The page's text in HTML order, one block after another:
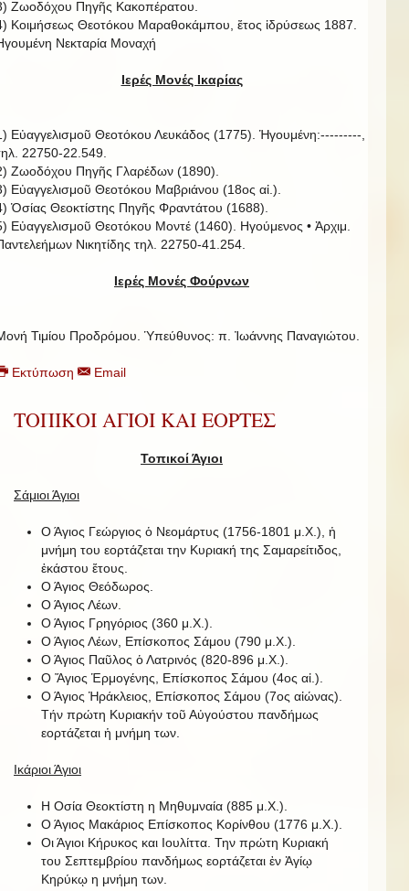
Ζωοδόχου Πηγῆς Κακοπέρατου.
Κοιμήσεως Θεοτόκου Μαραθοκάμπου, ἔτος ἱδρύσεως 1887.
Νεκταρία Μοναχή
Ιερές Μονές Ικαρίας
Εὐαγγελισμοῦ Θεοτόκου Λευκάδος (1775). Ἡγουμένη:---------,
22750-22.549.
Ζωοδόχου Πηγῆς Γλαρέδων (1890).
Εὐαγγελισμοῦ Θεοτόκου Μαβριάνου (18ος αἰ.).
Ὁσίας Θεοκτίστης Πηγῆς Φραντάτου (1688).
Εὐαγγελισμοῦ Θεοτόκου Μοντέ (1460). Ηγούμενος • Ἀρχιμ.
Νικητίδης τηλ. 22750-41.254.
Ιερές Μονές Φούρνων
Τιμίου Προδρόμου. Ὑπεύθυνος: π. Ἰωάννης Παναγιώτου.
Εκτύπωση Email
ΤΟΠΙΚΟΙ ΑΓΙΟΙ ΚΑΙ ΕΟΡΤΕΣ
Τοπικοί Άγιοι
Σάμιοι Άγιοι
Ο Άγιος Γεώργιος ὁ Νεομάρτυς (1756-1801 μ.Χ.), ἡ
μνήμη του εορτάζεται την Κυριακή της Σαμαρείτιδος,
ἑκάστου ἔτους.
Ο Άγιος Θεόδωρος.
Ο Άγιος Λέων.
Ο Άγιος Γρηγόριος (360 μ.Χ.).
Ο Άγιος Λέων, Επίσκοπος Σάμου (790 μ.Χ.).
Ο Άγιος Παῦλος ὁ Λατρινός (820-896 μ.Χ.).
Ο Ἅγιος Ἑρμογένης, Επίσκοπος Σάμου (4ος αἰ.).
Ο Άγιος Ἡράκλειος, Επίσκοπος Σάμου (7ος αἰώνας).
Τήν πρώτη Κυριακήν τοῦ Αὐγούστου πανδήμως
εορτάζεται ἡ μνήμη των.
Ικάριοι Άγιοι
Η Οσία Θεοκτίστη η Μηθυμναία (885 μ.Χ.).
Ο Άγιος Μακάριος Επίσκοπος Κορίνθου (1776 μ.Χ.).
Οι Άγιοι Κήρυκος και Ιουλίττα. Την πρώτη Κυριακή
του Σεπτεμβρίου πανδήμως εορτάζεται ἐν Ἁγίῳ
Κηρύκῳ η μνήμη των.